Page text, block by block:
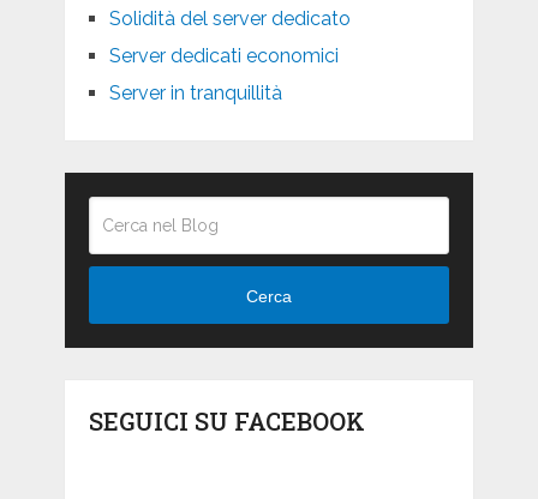
Solidità del server dedicato
Server dedicati economici
Server in tranquillità
Cerca
SEGUICI SU FACEBOOK